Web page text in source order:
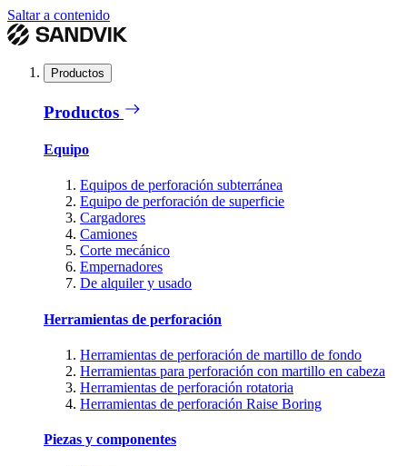
Saltar a contenido
Productos
Productos
Equipo
Equipos de perforación subterránea
Equipo de perforación de superficie
Cargadores
Camiones
Corte mecánico
Empernadores
De alquiler y usado
Herramientas de perforación
Herramientas de perforación de martillo de fondo
Herramientas para perforación con martillo en cabeza
Herramientas de perforación rotatoria
Herramientas de perforación Raise Boring
Piezas y componentes